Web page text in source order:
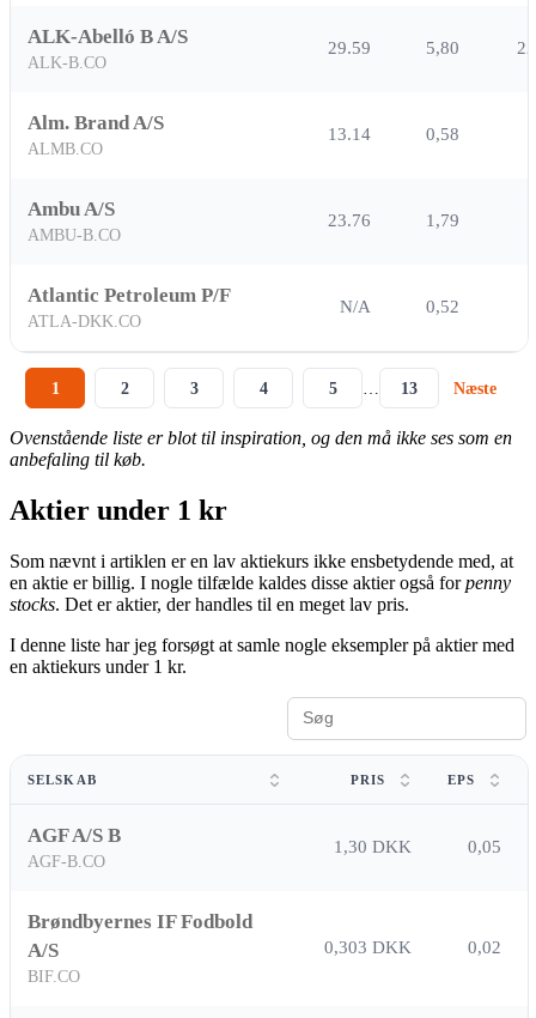
ALK-Abelló B A/S
ALK-B.CO
29.59 5,80
Alm. Brand A/S
ALMB.CO
13.14 0,58
Ambu A/S
AMBU-B.CO
23.76 1,79
Atlantic Petroleum P/F
ATLA-DKK.CO
N/A 0,52
1 2 3 4 5 13 Næste
Ovenstående liste er blot til inspiration, og den må ikke ses som en
anbefaling til køb.
Aktier under 1 kr
Som nævnt i artiklen er en lav aktiekurs ikke ensbetydende med, at
en aktie er billig. I nogle tilfælde kaldes disse aktier også forpenny
stocks. Det er aktier, der handles til en meget lav pris.
I denne liste har jeg forsøgt at samle nogle eksempler på aktier med
en aktiekurs under 1 kr.
SELSKAB PRIS EPS
AGF A/S B
AGF-B.CO
1,30 DKK 0,05
Brøndbyernes IF Fodbold
A/S
BIF.CO
0,303 DKK 0,02